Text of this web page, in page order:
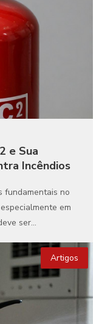
e Sua
Incêndios
fundamentais no
em
ser
Artigos